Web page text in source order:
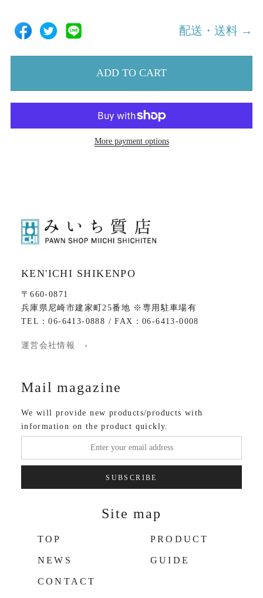
配送・送料 →
ADD TO CART
More payment options
KEN'ICHI SHIKENPO
〒660-0871
兵庫県尼崎市建家町25番地 ※専用駐車場有
TEL：06-6413-0888 / FAX：06-6413-0008
運営会社情報 ›
Mail magazine
We will provide new products/products with
information on the product quickly.
SUBSCRIBE
Site map
TOP PRODUCT
NEWS GUIDE
CONTACT